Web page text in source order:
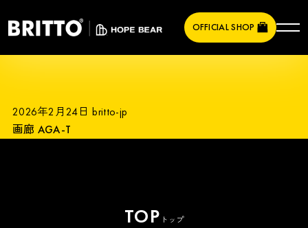
OFFICIAL SHOP
2026年2月24日britto-jp
画廊 AGA-T
TOP トップ